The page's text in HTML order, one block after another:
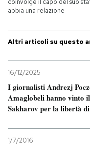
SHOP
coinvolge il capo del suo
abbia una relazione
Altri articoli su questo
16/12/2025
I giornalisti Andrezj
Amaglobeli hanno vinto
Sakharov per la libertà
1/7/2016